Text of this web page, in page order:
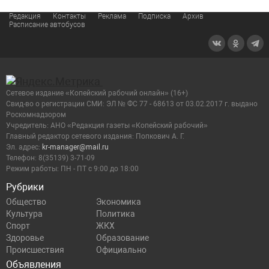
Редакция Контакты Реклама Подписка
Архив
Расписание автобусов
Рубрики
Общество
Экономика
Культура
Политика
Спорт
ЖКХ
Здоровье
Образование
Происшествия
Официально
Объявления
Сетевое издание «Копейский рабочий онлайн» (16+)
Cвид-во о регистрации СМИ: ЭЛ № ФС 77 - 68613 от 03.02.2017 г. выдано
Роскомнадзором
Учредитель: АНО «Редакция газеты «Копейский рабочий»
Главный редактор сетевого издания: Попкович А. Г.
Эл. адрес: kr-manager@mail.ru
Телефон: 8(35139) 3-71-09
Режим работы: ПН - ПТ с 9:00 до 18:00